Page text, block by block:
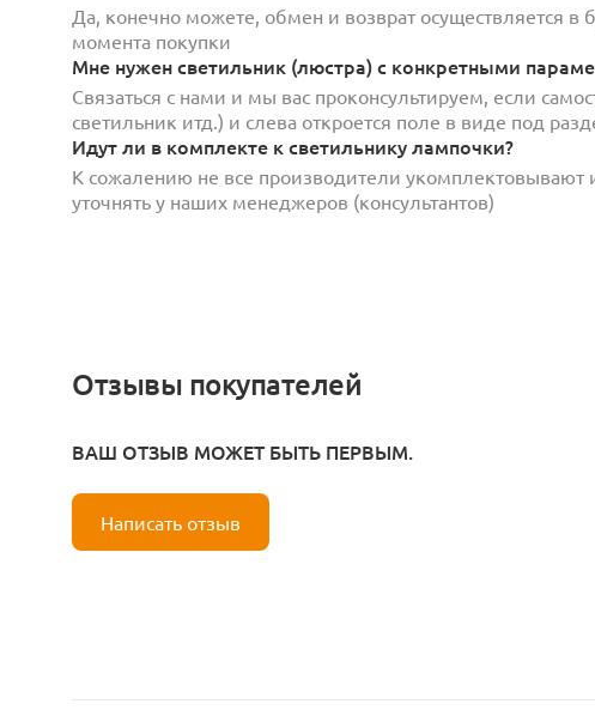
Да, конечно можете, обмен и возврат осуществляется
момента покупки
Мне нужен светильник (люстра) с конкретными
Связаться с нами и мы вас проконсультируем, если
светильник итд.) и слева откроется поле в виде под
Идут ли в комплекте к светильнику лампочки?
К сожалению не все производители
уточнять у наших менеджеров (консультантов)
Отзывы покупателей
ВАШ ОТЗЫВ МОЖЕТ БЫТЬ ПЕРВЫМ.
Написать отзыв